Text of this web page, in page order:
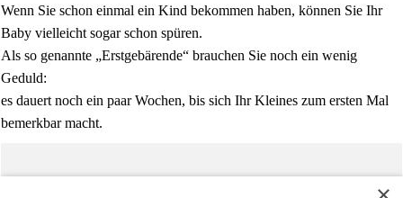
Wenn Sie schon einmal ein Kind bekommen haben, können Sie Ihr
Baby vielleicht sogar schon spüren.
Als so genannte „Erstgebärende“ brauchen Sie noch ein wenig
Geduld:
es dauert noch ein paar Wochen, bis sich Ihr Kleines zum ersten Mal
bemerkbar macht.